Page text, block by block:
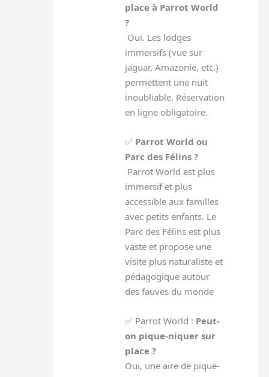
place à Parrot World
?
Oui. Les lodges
immersifs (vue sur
jaguar, Amazonie, etc.)
permettent une nuit
inoubliable. Réservation
en ligne obligatoire.
✅ Parrot World ou
Parc des Félins ?
Parrot World est plus
immersif et plus
accessible aux familles
avec petits enfants. Le
Parc des Félins est plus
vaste et propose une
visite plus naturaliste et
pédagogique autour
des fauves du monde
✅ Parrot World : Peut-
on pique-niquer sur
place ?
Oui, une aire de pique-